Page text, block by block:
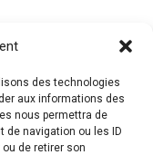
des technologies
aux informations des
nous permettra de
de navigation ou les ID
de retirer sonNext Post →